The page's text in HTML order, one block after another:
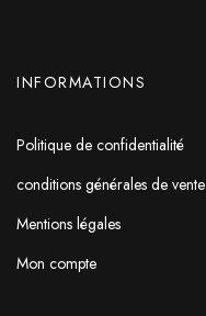
INFORMATIONS
Politique de confidentialité
conditions générales de vente
Mentions légales
Mon compte